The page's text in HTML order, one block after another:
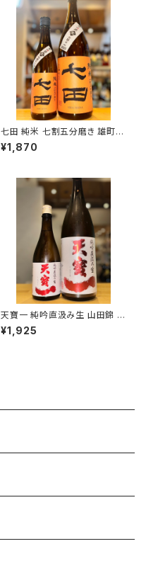
七田 純米 七割五分磨き 雄町
無濾過生 720ml１本（天山酒
造・佐賀県小城市小城町）
¥1,870
天寶一 純吟直汲み生 山田錦 7
20ml１本（㈱天寶一・広島県福
山市神辺町）
¥1,925